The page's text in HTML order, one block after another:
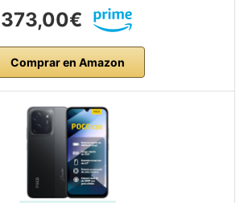
373,00€
Comprar en Amazon